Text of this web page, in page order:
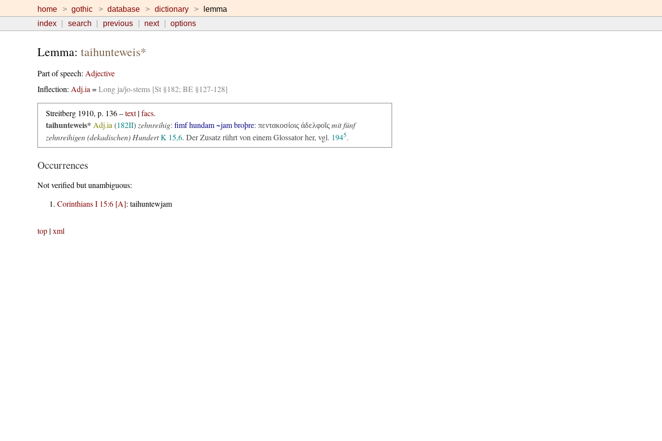
home gothic database dictionary
lemma
index
search previous next options
Lemma: taihunteweis*
Part of speech: Adjective
Inflection: Adj.ia =Long ja/jo-stems [St §182; BE §127-128]
Streitberg 1910, p. 136 –text|facs.
taihunteweis* Adj.ia (182II) zehnreihig: fimf hundam ~jam broþre: πεντακοσίοις ἀδελφοῖς mit fünf
zehnreihigen (dekadischen) Hundert K 15,6. Der Zusatz rührt von einem Glossator her, vgl. 1945.
Occurrences
Not verified but unambiguous:
Corinthians I 15:6 [A]: taihuntewjam
top|xml